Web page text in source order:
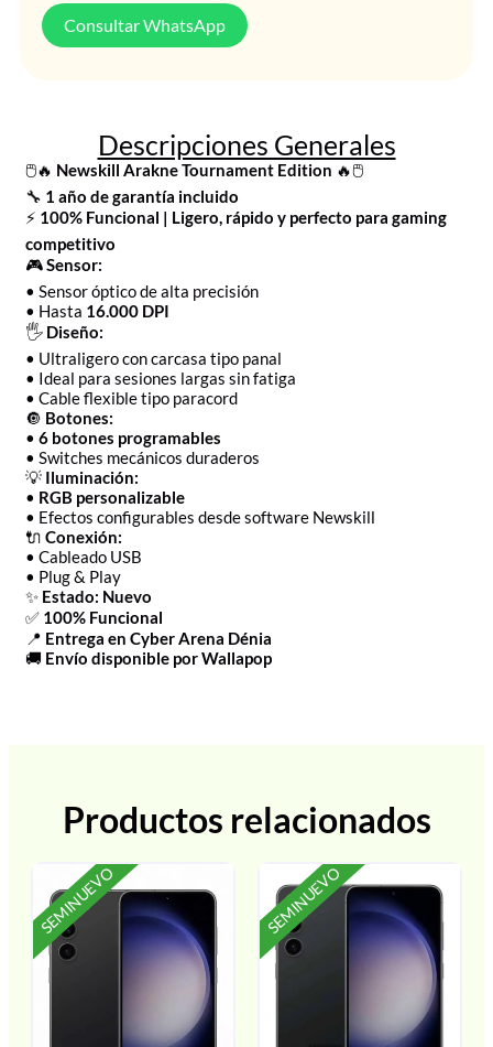
Consultar WhatsApp
Descripciones Generales
🖱️🔥 Newskill Arakne Tournament Edition 🔥🖱️
🔧 1 año de garantía incluido
⚡ 100% Funcional | Ligero, rápido y perfecto para gaming
competitivo
🎮Sensor:
• Sensor óptico de alta precisión
• Hasta 16.000 DPI
🖐️ Diseño:
• Ultraligero con carcasa tipo panal
• Ideal para sesiones largas sin fatiga
• Cable flexible tipo paracord
🔘 Botones:
• 6 botones programables
• Switches mecánicos duraderos
💡 Iluminación:
• RGB personalizable
• Efectos configurables desde software Newskill
🔌 Conexión:
• Cableado USB
• Plug & Play
✨ Estado: Nuevo
✅ 100% Funcional
📍 Entrega en Cyber Arena Dénia
🚚 Envío disponible por Wallapop
Productos relacionados
SEMINUEVO SEMINUEVO